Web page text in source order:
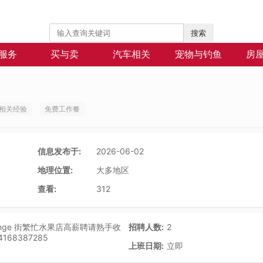
搜索
务 买与卖 汽车相关 宠物与钓鱼 房
关经验 免费工作餐
信息发布于:
2026-06-02
地理位置:
大多地区
查看:
312
街繁忙水果店高薪聘请熟手收
招聘人数: 2
上班日期: 立即